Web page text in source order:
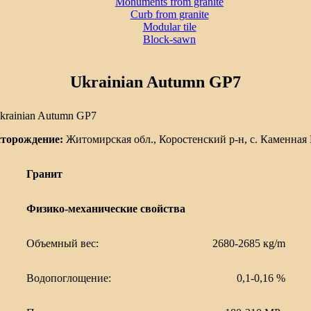
Curb from granite
Modular tile
Block-sawn
Ukrainian Autumn GP7
Житомирская обл., Коростенский р-н, с. Каменная
Гранит
Физико-механические свойства
Объемный вес: 2680-2685 кg/m
Водопоглощение: 0,1-0,16 %